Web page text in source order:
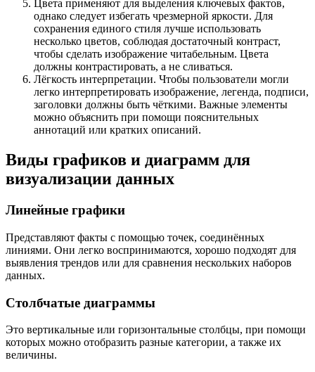
Цвета применяют для выделения ключевых фактов,
однако следует избегать чрезмерной яркости. Для
сохранения единого стиля лучше использовать
несколько цветов, соблюдая достаточный контраст,
чтобы сделать изображение читабельным. Цвета
должны контрастировать, а не сливаться.
Лёгкость интерпретации. Чтобы пользователи могли
легко интерпретировать изображение, легенда, подписи,
заголовки должны быть чёткими. Важные элементы
можно объяснить при помощи пояснительных
аннотаций или кратких описаний.
Виды графиков и диаграмм для
визуализации данных
Линейные графики
Представляют факты с помощью точек, соединённых
линиями. Они легко воспринимаются, хорошо подходят для
выявления трендов или для сравнения нескольких наборов
данных.
Столбчатые диаграммы
Это вертикальные или горизонтальные столбцы, при помощи
которых можно отобразить разные категории, а также их
величины.